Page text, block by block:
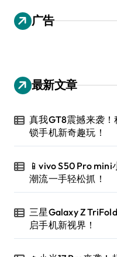
广告
最新文章
真我GT8震撼来袭
锁手机新奇趣玩！
📱vivo S50 Pro
潮流一手轻松抓！
三星Galaxy Z
启手机新视界！